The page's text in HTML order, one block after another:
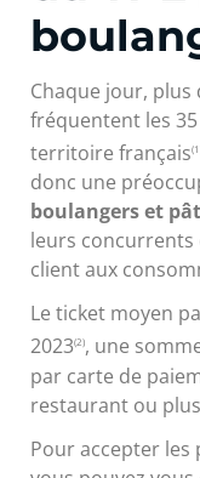
Chaque jour,
fréquentent les
territoire français
donc une
boulangers et
leurs concurrents
client aux
Le ticket moyen
2023(2), une
par carte de
restaurant ou
Pour accepter les